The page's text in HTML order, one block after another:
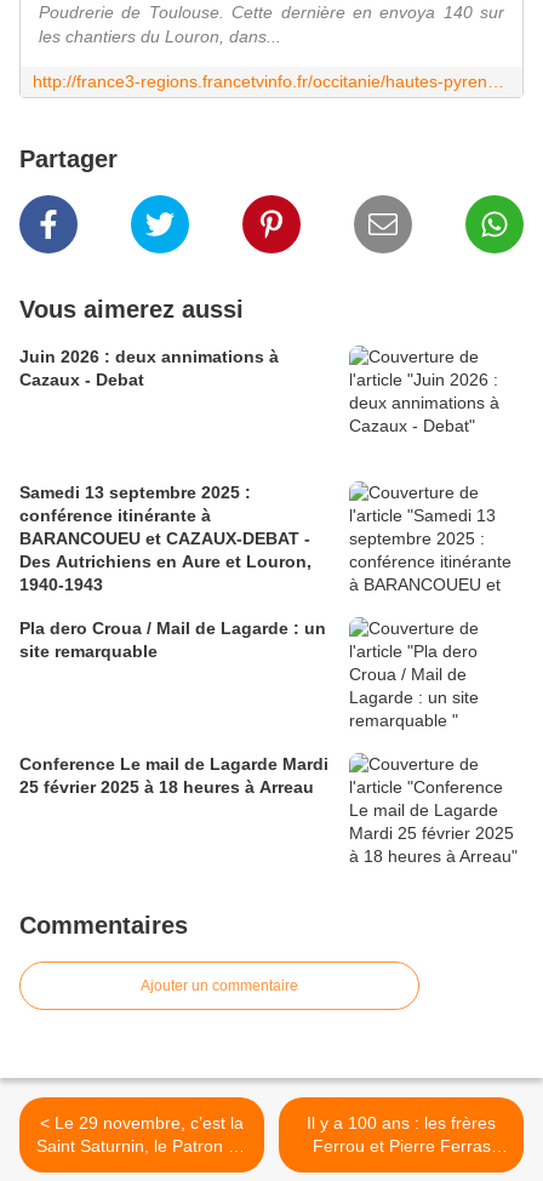
Poudrerie de Toulouse. Cette dernière en envoya 140 sur
les chantiers du Louron, dans...
Partager
Vous aimerez aussi
Juin 2026 : deux annimations à
Cazaux - Debat
Samedi 13 septembre 2025 :
conférence itinérante à
BARANCOUEU et CAZAUX-DEBAT -
Des Autrichiens en Aure et Louron,
1940-1943
Pla dero Croua / Mail de Lagarde : un
site remarquable
Conference Le mail de Lagarde Mardi
25 février 2025 à 18 heures à Arreau
Commentaires
Ajouter un commentaire
< Le 29 novembre, c’est la
Saint Saturnin, le Patron de
Cazaux-Debat
Il y a 100 ans : les frères
Ferrou et Pierre Ferras
combattaient au Chemin